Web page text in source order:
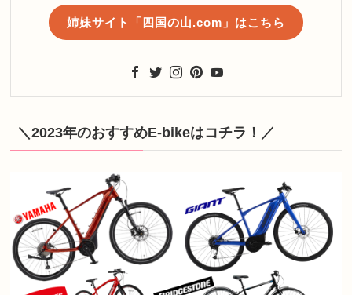
姉妹サイト「四国の山.com」はこちら
＼2023年のおすすめE-bikeはコチラ！／